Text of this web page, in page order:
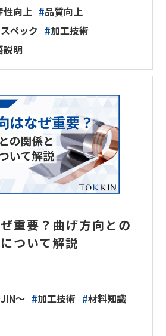
性向上 #品質向上
ペック #加工技術
説明
重要？曲げ方向との
ついて解説
～ #加工技術 #材料知識